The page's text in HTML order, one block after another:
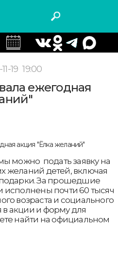
19 19:00
ежегодная
можно подать заявку на
желаний детей, включая
За прошедшие
почти 60 тысяч
возраста и социального
в акции и форму для
найти на официальном